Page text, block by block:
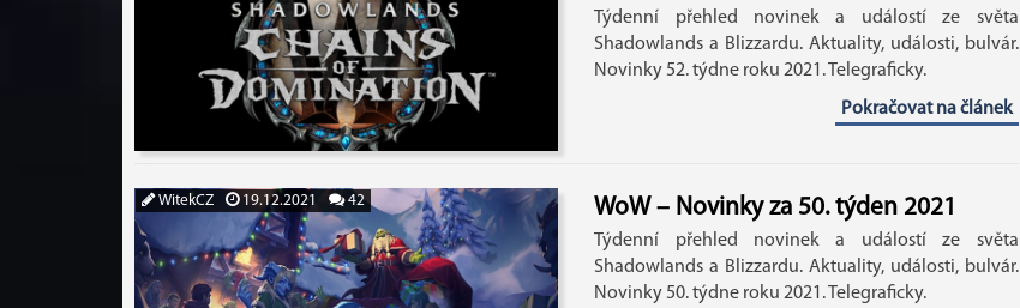
Týdenní přehled novinek a událostí ze světa
Shadowlands a Blizzardu. Aktuality, události, bulvár.
Novinky 52. týdne roku 2021. Telegraficky.
Pokračovat na článek
WitekCZ 19.12.2021 42 WoW – Novinky za 50. týden 2021
Týdenní přehled novinek a událostí ze světa
Shadowlands a Blizzardu. Aktuality, události, bulvár.
Novinky 50. týdne roku 2021. Telegraficky.